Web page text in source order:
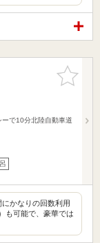
お気に入
りに追加
で10分北陸自動車道
かなりの回数利用
も可能で、豪華では